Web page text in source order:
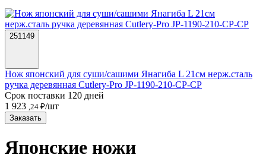
251149
Нож японский для суши/сашими Янагиба L 21см нерж.сталь
ручка деревянная Cutlery-Pro JP-1190-210-CP-CP
Срок поставки 120 дней
1 923 ,24 ₽/шт
Заказать
Японские ножи